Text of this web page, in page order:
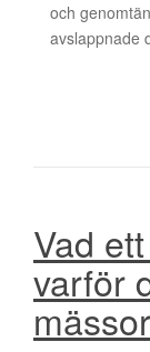
och
avslappnade
Vad
varför